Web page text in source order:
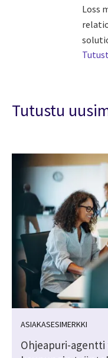
Loss
Tutustu
ASIAKASESIMERKKI
Ohjeapuri-